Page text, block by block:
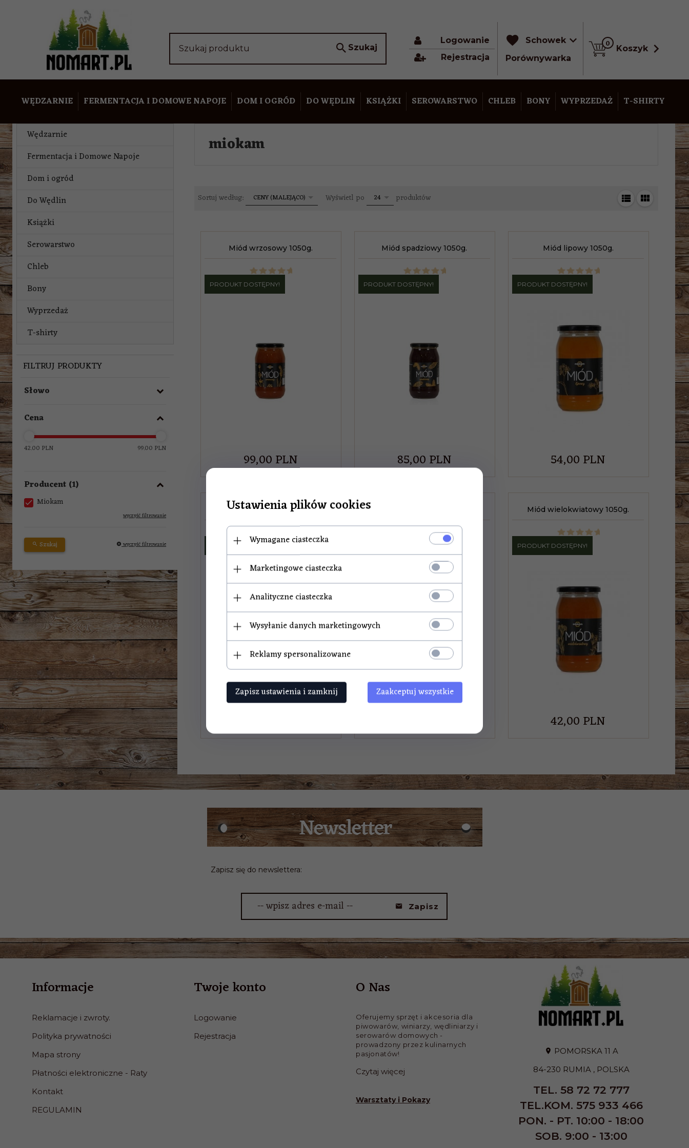
Szukaj produktu Szukaj
Logowanie
Rejestracja
Schowek
Porównywarka
Koszyk
0
WĘDZARNIE FERMENTACJA I DOMOWE NAPOJE DOM I OGRÓD DO WĘDLIN KSIĄŻKI SEROWARSTWO CHLEB BONY WYPRZEDAŻ T-SHIRTY
Wędzarnie
Fermentacja i Domowe Napoje
Dom i ogród
Do Wędlin
Książki
Serowarstwo
Chleb
Bony
Wyprzedaż
T-shirty
FILTRUJ PRODUKTY
Słowo
Cena
42.00 PLN 99.00 PLN
Producent
Miokam
wyczyść filtrowanie
Szukaj wyczyść filtrowanie
miokam
Sortuj według: sortCENY (MALEJĄCO) Wyświetl po pop
24 produktów
Miód wrzosowy 1050g.
PRODUKT DOSTĘPNY!
99,00PLN
Miód spadziowy 1050g.
PRODUKT DOSTĘPNY!
85,00PLN
Miód lipowy 1050g.
PRODUKT DOSTĘPNY!
54,00PLN
Miód gryczany 1050g.
PRODUKT DOSTĘPNY! PRODUKT DOSTĘPNY!
Miód wielokwiatowy 1050g.
PRODUKT DOSTĘPNY!
42,00PLN
Zapisz się do newslettera:
-- wpisz adres e-mail -- Zapisz
Informacje
Reklamacje i zwroty.
Polityka prywatności
Mapa strony
Płatności elektroniczne - Raty
Kontakt
REGULAMIN
Twoje konto
Logowanie
Rejestracja
O Nas
Oferujemy sprzęt i akcesoria dla
piwowarów, winiarzy, wędliniarzy i
serowarów domowych -
prowadzony przez kulinarnych
pasjonatów!
Czytaj więcej
Warsztaty i Pokazy
POMORSKA 11 A
84-230 RUMIA , POLSKA
TEL. 58 72 72 777
TEL.KOM. 575 933 466
PON. - PT. 10:00 - 18:00
SOB. 9:00 - 13:00
Ustawienia plików cookies
Wymagane ciasteczka
Marketingowe ciasteczka
Analityczne ciasteczka
Wysyłanie danych marketingowych
Reklamy spersonalizowane
Zapisz ustawienia i zamknij Zaakceptuj wszystkie